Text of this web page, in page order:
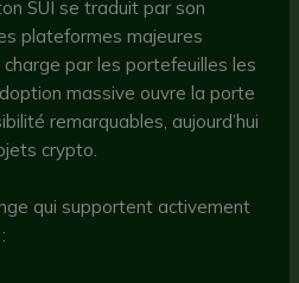
SUI se traduit par son
plateformes majeures
charge par les portefeuilles les
massive ouvre la porte
remarquables, aujourd’hui
crypto.
qui supportent activement